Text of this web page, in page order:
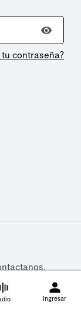
tu contraseña?
.
Ingresar